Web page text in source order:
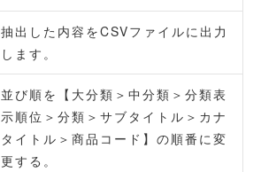
抽出した内容をCSVファイルに出力
します。
並び順を【大分類＞中分類＞分類表
示順位＞分類＞サブタイトル＞カナ
タイトル＞商品コード】の順番に変
更する。